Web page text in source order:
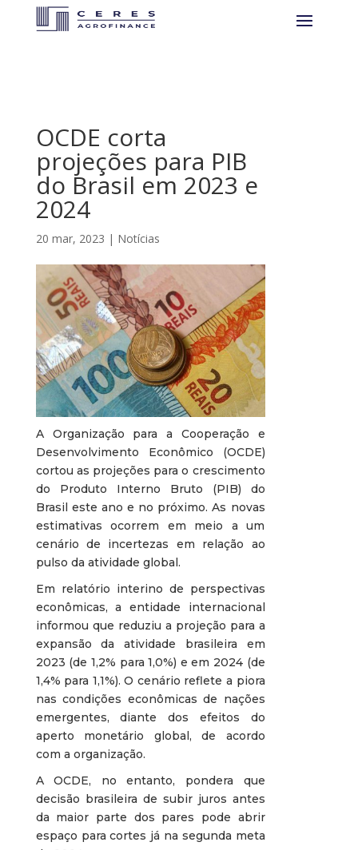
OCDE corta
projeções para PIB
do Brasil em 2023 e
2024
20 mar, 2023 | Notícias
A Organização para a Cooperação e
Desenvolvimento Econômico (OCDE)
cortou as projeções para o crescimento
do Produto Interno Bruto (PIB) do
Brasil este ano e no próximo. As novas
estimativas ocorrem em meio a um
cenário de incertezas em relação ao
pulso da atividade global.
Em relatório interino de perspectivas
econômicas, a entidade internacional
informou que reduziu a projeção para a
expansão da atividade brasileira em
2023 (de 1,2% para 1,0%) e em 2024 (de
1,4% para 1,1%). O cenário reflete a piora
nas condições econômicas de nações
emergentes, diante dos efeitos do
aperto monetário global, de acordo
com a organização.
A OCDE, no entanto, pondera que
decisão brasileira de subir juros antes
da maior parte dos pares pode abrir
espaço para cortes já na segunda meta